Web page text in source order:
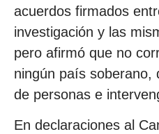
acuerdos firmados
investigación y las
pero afirmó que no
ningún país soberano,
de personas e
En declaraciones al